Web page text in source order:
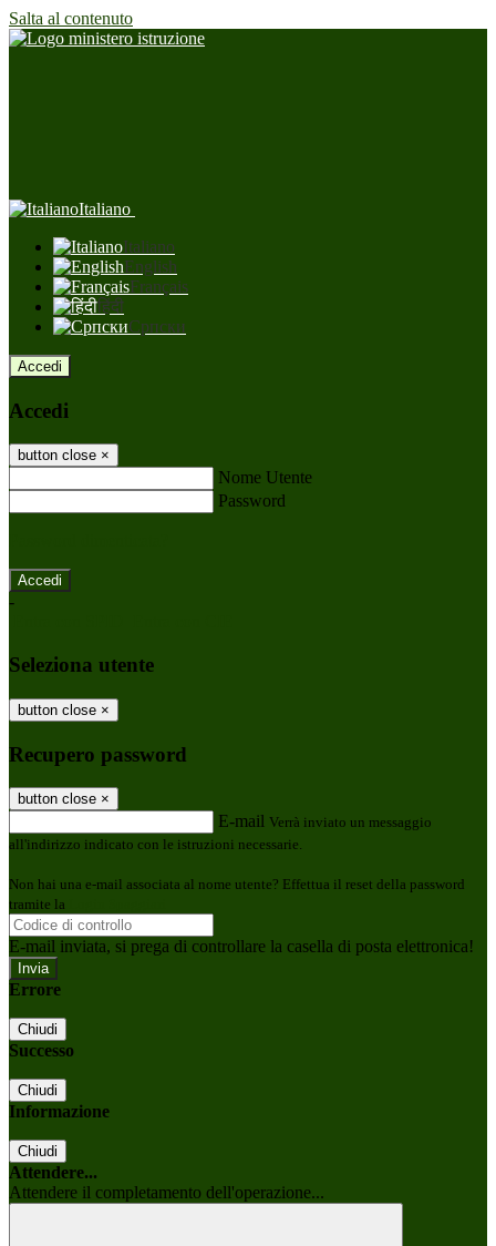
Salta al contenuto
Italiano
Italiano
English
Français
हिंदी
Српски
Accedi
Accedi
button close ×
Nome Utente
Password
-
Seleziona utente
button close ×
Recupero password
button close ×
E-mail Verrà inviato un messaggio
all'indirizzo indicato con le istruzioni necessarie.
Non hai una e-mail associata al nome utente? Effettua il reset della password
tramite la
E-mail inviata, si prega di controllare la casella di posta elettronica!
Errore
Chiudi
Successo
Chiudi
Informazione
Chiudi
Attendere...
Attendere il completamento dell'operazione...